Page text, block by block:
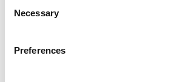
Selection
Necessary
Preferences